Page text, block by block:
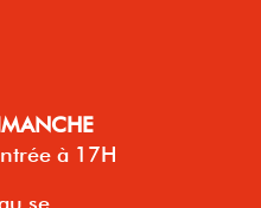
à 17H
se